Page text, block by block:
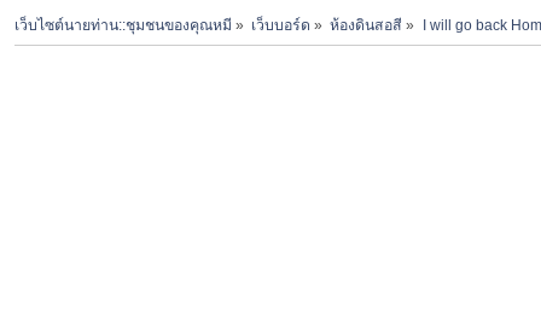
เว็บไซต์นายท่าน::ชุมชนของคุณหมี » เว็บบอร์ด » ห้องดินสอสี » I will go back